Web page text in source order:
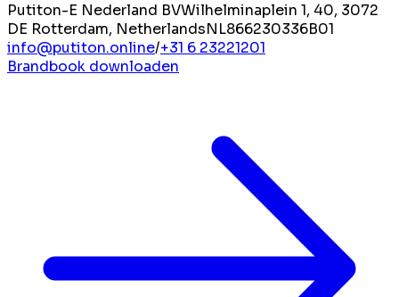
Putiton-E Nederland BVWilhelminaplein 1, 40, 3072
DE Rotterdam, NetherlandsNL866230336B01
info@putiton.online/+31 6 23221201
Brandbook downloaden